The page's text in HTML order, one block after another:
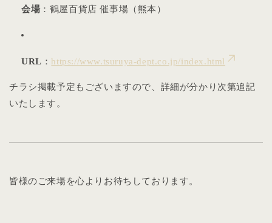
会場 ：鶴屋百貨店 催事場（熊本）
URL ： https://www.tsuruya-dept.co.jp/index.html
チラシ掲載予定もございますので、詳細が分かり次第追記
いたします。
皆様のご来場を心よりお待ちしております。